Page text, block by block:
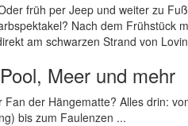
früh per Jeep und weiter zu
Nach dem Frühstück
am schwarzen Strand von
Meer und mehr
Fan der Hängematte? Alles drin:
bis zum Faulenzen ...